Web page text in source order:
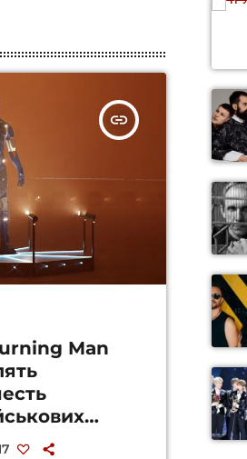
insert_link
Man